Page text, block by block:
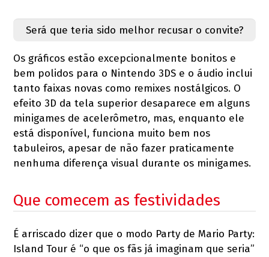
Será que teria sido melhor recusar o convite?
Os gráficos estão excepcionalmente bonitos e
bem polidos para o Nintendo 3DS e o áudio inclui
tanto faixas novas como remixes nostálgicos. O
efeito 3D da tela superior desaparece em alguns
minigames de acelerômetro, mas, enquanto ele
está disponível, funciona muito bem nos
tabuleiros, apesar de não fazer praticamente
nenhuma diferença visual durante os minigames.
Que comecem as festividades
É arriscado dizer que o modo Party de Mario Party:
Island Tour é “o que os fãs já imaginam que seria”